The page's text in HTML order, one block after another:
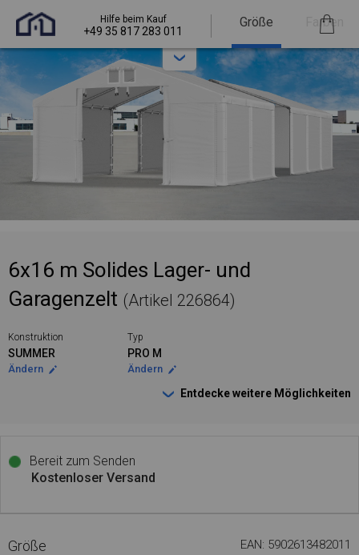
Hilfe beim Kauf
+49 35 817 283 011
Größe Farben
6x16 m Solides Lager- und
Garagenzelt (Artikel 226864)
Konstruktion
SUMMER
Ändern
Typ
PRO M
Ändern
Entdecke weitere Möglichkeiten
Bereit zum Senden
Kostenloser Versand
Größe EAN: 5902613482011